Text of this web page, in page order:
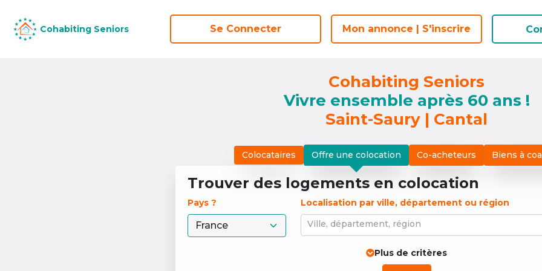
Cohabiting Seniors Se Connecter Mon annonce | S'inscrire
Cohabiting Seniors Se Connecter Mon annonce | S'inscrire
Cohabiting Seniors
Vivre ensemble après 60 ans !
Saint-Saury | Cantal
Colocataires Offre une colocation Co-acheteurs Biens à
Trouver des logements en colocation
Pays ?
Localisation par ville, département ou région
Ville, département, région
Plus de critères